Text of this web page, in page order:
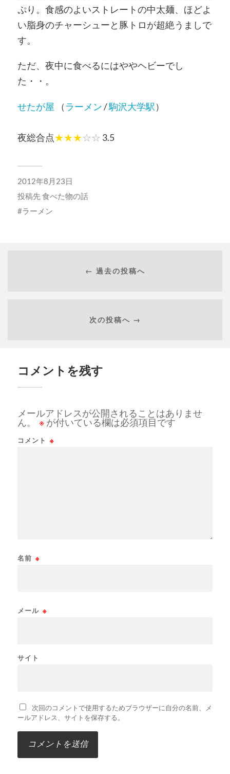
ぷり。食感のよいストレートの中太麺、ほどよ
い脂身のチャーシューと豚トロが超絶うましで
す。
ただ、夜中に食べるにはややヘビーでし
た・・。
せたが屋 （ ラーメン/駒沢大学駅 ）
夜総合点★★★☆☆ 3.5
2012年8月23日
投稿先食べた物の話
ラーメン
← 過去の投稿へ
次の投稿へ →
コメントを残す
メールアドレスが公開されることはありませ
ん。
※ が付いている欄は必須項目です
コメント ※
名前 ※
メール ※
サイト
次回のコメントで使用するためブラウザーに自分の名前、メ
ールアドレス、サイトを保存する。